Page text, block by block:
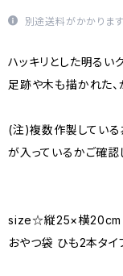
別途送料がかかります
ハッキリとした明るい
足跡や木も描かれた、
(注)複数作製している
が入っているかご確認
size☆縦25×横20cm
おやつ袋 ひも2本タイ